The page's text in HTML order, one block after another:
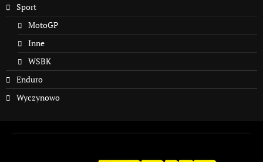
Sport
MotoGP
Inne
WSBK
Enduro
Wyczynowo